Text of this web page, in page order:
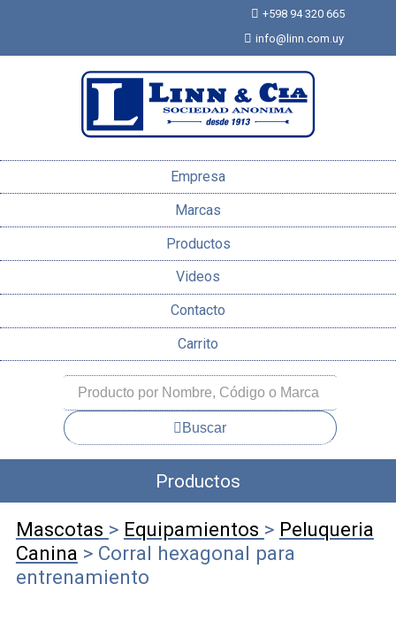
+598 94 320 665
info@linn.com.uy
Empresa
Marcas
Productos
Videos
Contacto
Carrito
Buscar
Productos
Mascotas > Equipamientos > Peluqueria
Canina > Corral hexagonal para
entrenamiento